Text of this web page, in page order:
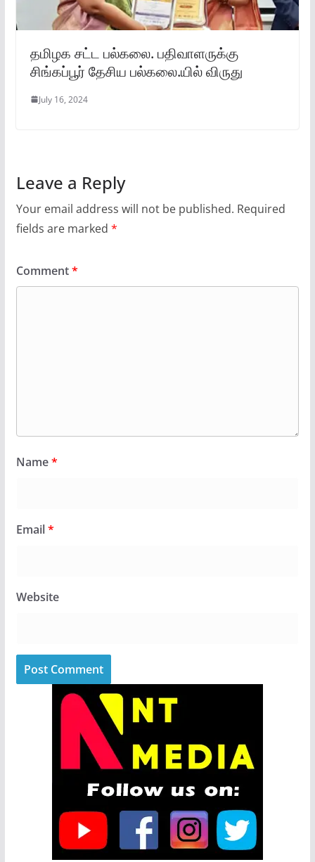
தமிழக சட்ட பல்கலை. பதிவாளருக்கு
சிங்கப்பூர் தேசிய பல்கலை.யில் விருது
July 16, 2024
Leave a Reply
Your email address will not be published. Required
fields are marked *
Comment*
Name*
Email*
Website